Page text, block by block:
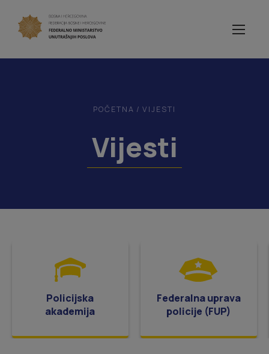
POČETNA / VIJESTI
Vijesti
Policijska
akademija
Federalna uprava
policije (FUP)